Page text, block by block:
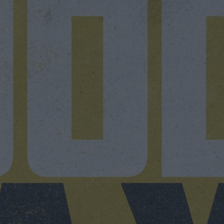
EN SU ÚLTIMA CAMPAÑA INTERNACIONAL
DE MARCA A LARGO PLAZO Y LA MEDICIÓN SON DOS CARAS DE